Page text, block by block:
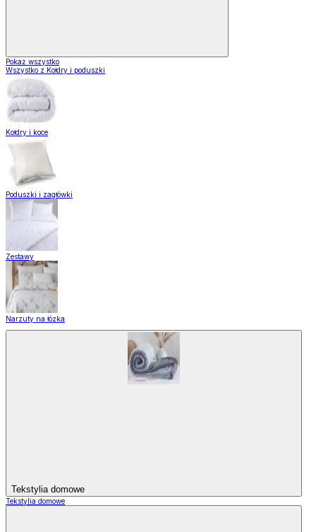
Pokaż wszystko
Wszystko z Kołdry i poduszki
Kołdry i koce
Poduszki i zagłówki
Zestawy
Narzuty na łózka
Tekstylia domowe
Tekstylia domowe